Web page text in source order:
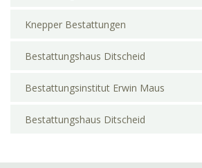
Knepper Bestattungen
Bestattungshaus Ditscheid
Bestattungsinstitut Erwin Maus
Bestattungshaus Ditscheid